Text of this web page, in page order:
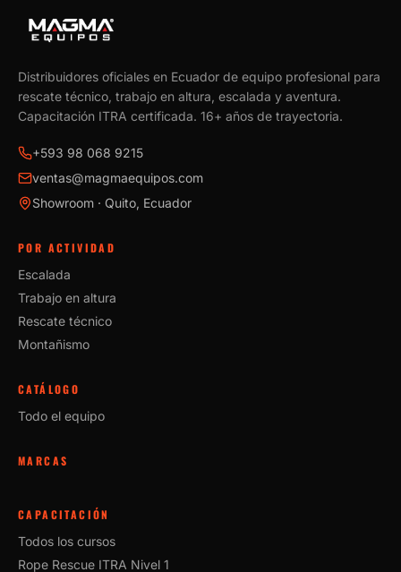
Distribuidores oficiales en Ecuador de equipo profesional para
rescate técnico, trabajo en altura, escalada y aventura.
Capacitación ITRA certificada. 16+ años de trayectoria.
+593 98 068 9215
ventas@magmaequipos.com
Showroom · Quito, Ecuador
POR ACTIVIDAD
Escalada
Trabajo en altura
Rescate técnico
Montañismo
CATÁLOGO
Todo el equipo
MARCAS
CAPACITACIÓN
Todos los cursos
Rope Rescue ITRA Nivel 1